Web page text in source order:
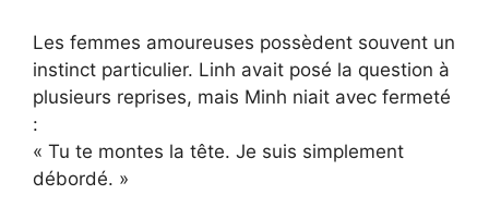
Les femmes amoureuses possèdent souvent un
instinct particulier. Linh avait posé la question à
plusieurs reprises, mais Minh niait avec fermeté
:
« Tu te montes la tête. Je suis simplement
débordé. »